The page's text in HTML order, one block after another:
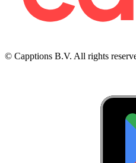
© Capptions B.V. All rights